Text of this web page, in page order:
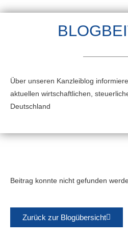
Über unseren Kanzleiblog
aktuellen wirtschaftlichen,
Deutschland
Beitrag konnte nicht gefunden
Zurück zur Blogübersicht